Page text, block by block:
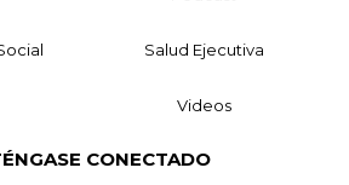
Salud Ejecutiva
Videos
CONECTADO